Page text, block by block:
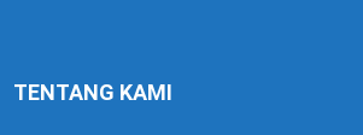
TENTANG KAMI